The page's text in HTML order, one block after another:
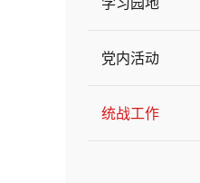
党内活动
统战工作